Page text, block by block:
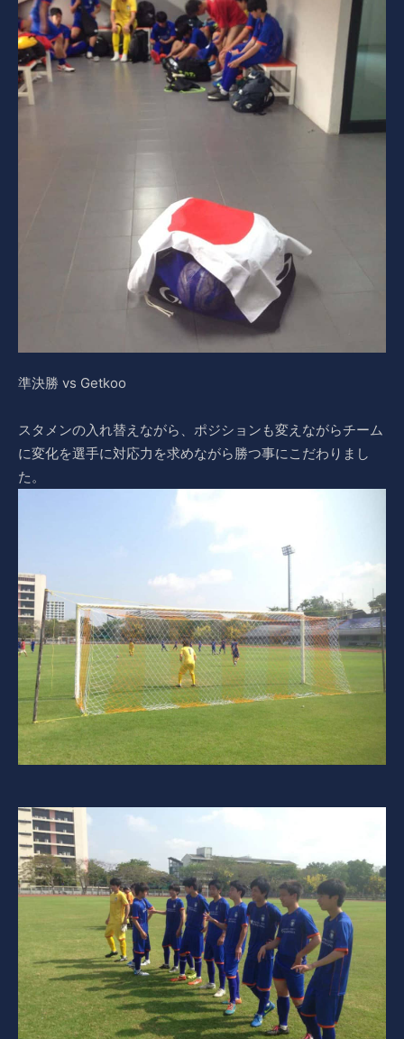
準決勝 vs Getkoo
スタメンの入れ替えながら、ポジションも変えながらチーム
に変化を選手に対応力を求めながら勝つ事にこだわりまし
た。